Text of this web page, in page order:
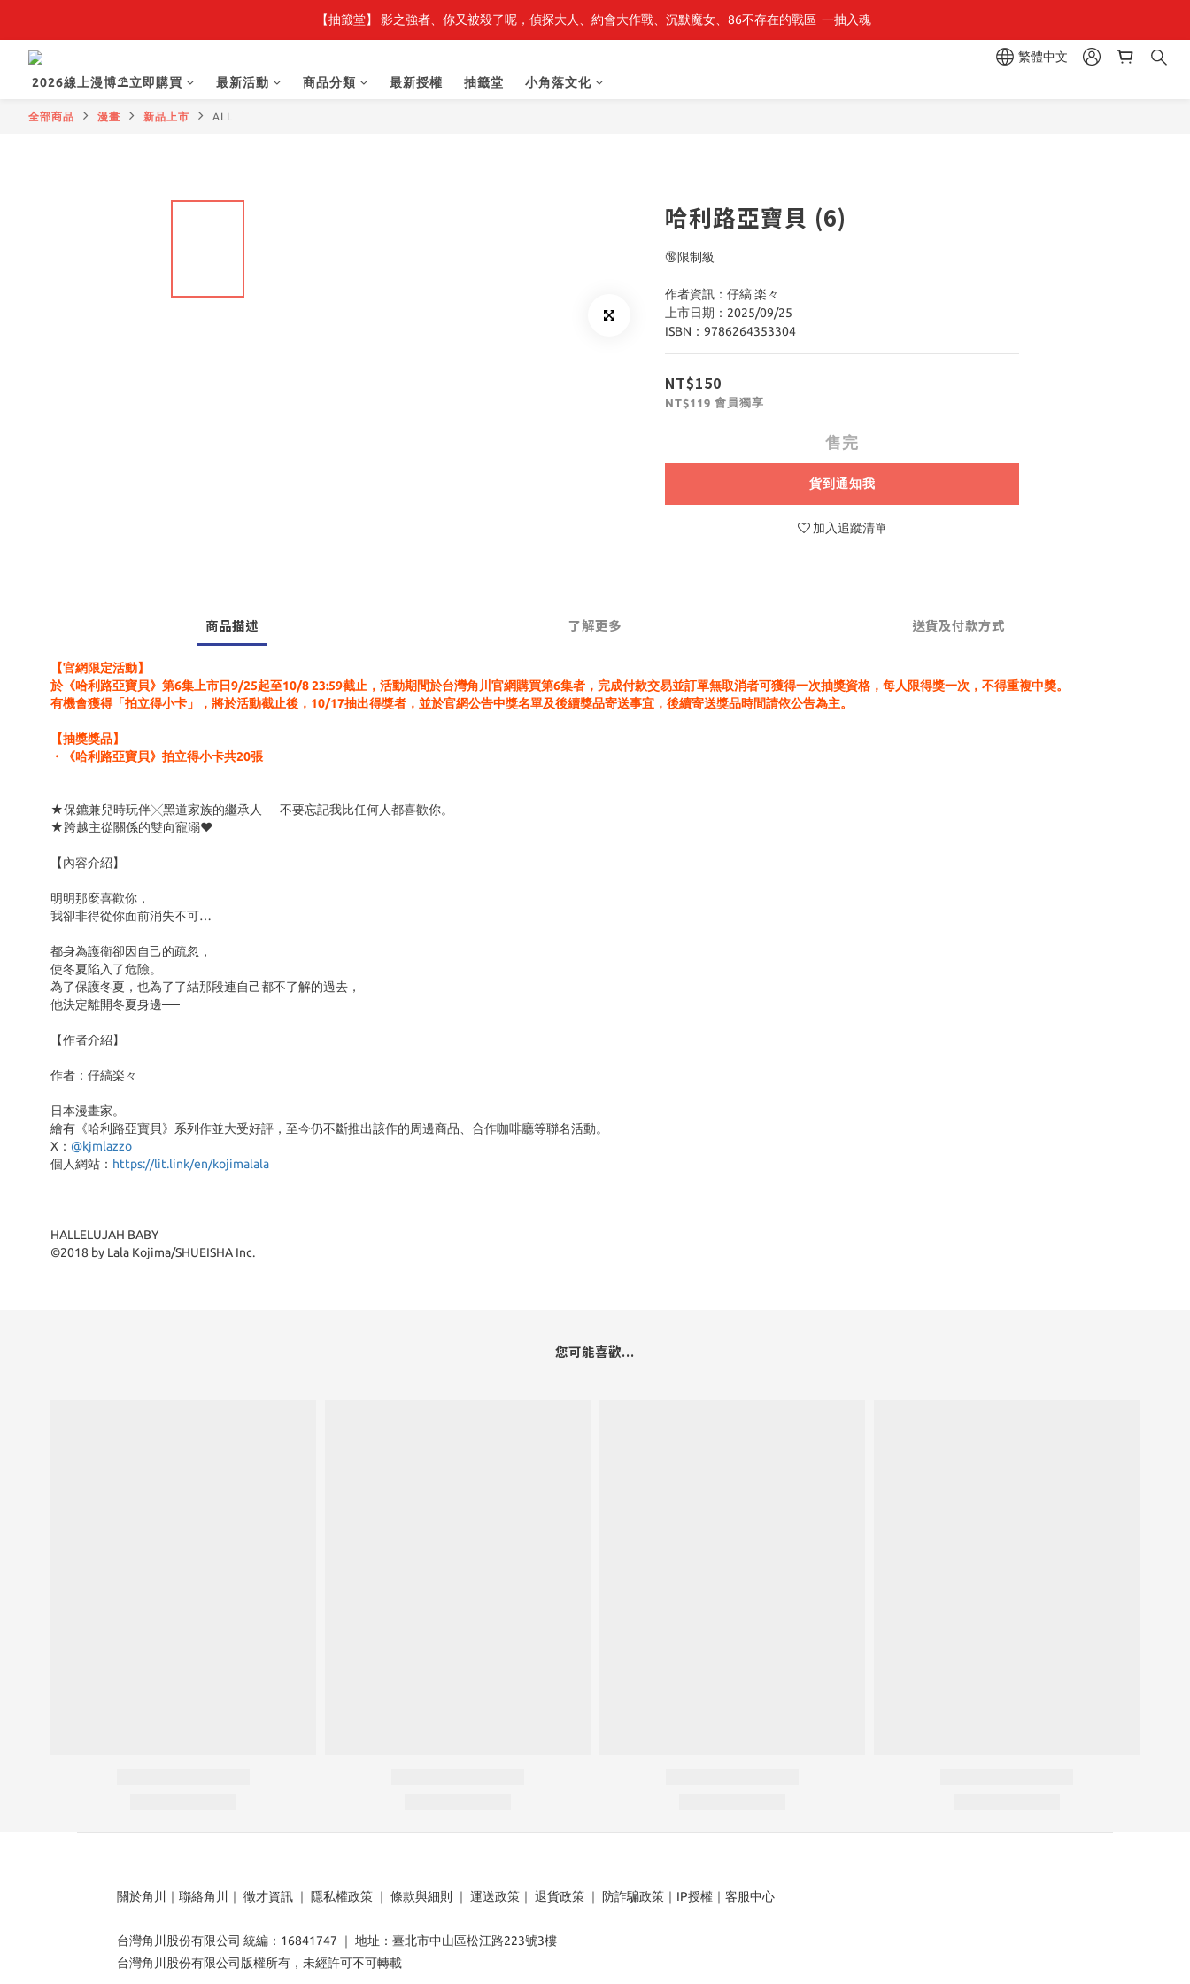
【轉生史萊姆】系列書展🌟系列小說 79 折，滿$389送「完節紀念明信片組」
【抽籤堂】 影之強者、你又被殺了呢，偵探大人、約會大作戰、沉默魔女、86不存在的戰區  一抽入魂
繁體中文
2026線上漫博⛱️立即購買
最新活動 商品分類 最新授權 抽籤堂 小角落文化
全部商品 漫畫 新品上市 ALL
哈利路亞寶貝 (6)
🔞限制級
作者資訊：仔縞 楽々
上市日期：2025/09/25
ISBN：9786264353304
NT$150
NT$119 會員獨享
售完
貨到通知我
加入追蹤清單
商品描述 了解更多 送貨及付款方式
【官網限定活動】
於《哈利路亞寶貝》第6集上市日9/25起至10/8 23:59截止，活動期間於台灣角川官網購買第6集者，完成付款交易並訂單無取消者可獲得一次抽獎資格，每人限得獎一次，不得重複中獎。
有機會獲得「拍立得小卡」，將於活動截止後，10/17抽出得獎者，並於官網公告中獎名單及後續獎品寄送事宜，後續寄送獎品時間請依公告為主。
【抽獎獎品】
・《哈利路亞寶貝》拍立得小卡共20張
★保鑣兼兒時玩伴╳黑道家族的繼承人──不要忘記我比任何人都喜歡你。
★跨越主從關係的雙向寵溺♥
【內容介紹】
明明那麼喜歡你，
我卻非得從你面前消失不可…
都身為護衛卻因自己的疏忽，
使冬夏陷入了危險。
為了保護冬夏，也為了了結那段連自己都不了解的過去，
他決定離開冬夏身邊──
【作者介紹】
作者：仔縞楽々
日本漫畫家。
繪有《哈利路亞寶貝》系列作並大受好評，至今仍不斷推出該作的周邊商品、合作咖啡廳等聯名活動。
X： @kjmlazzo
個人網站： https://lit.link/en/kojimalala
HALLELUJAH BABY
©2018 by Lala Kojima/SHUEISHA Inc.
您可能喜歡...
關於角川 ｜ 聯絡角川 ｜ 徵才資訊 ｜ 隱私權政策 ｜ 條款與細則 ｜ 運送政策 ｜ 退貨政策 ｜ 防詐騙政策 ｜ IP授權 ｜ 客服中心
台灣角川股份有限公司 統編：16841747 ｜ 地址：臺北市中山區松江路223號3樓
台灣角川股份有限公司版權所有，未經許可不可轉載